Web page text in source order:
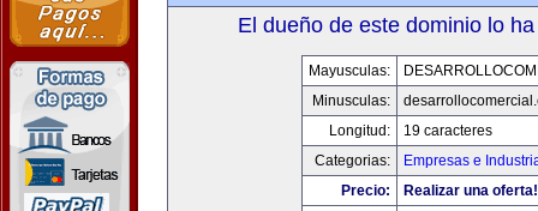
El dueño de este dominio lo
Mayusculas:
Minusculas:
Longitud:
19 caracteres
Categorias:
Empresas e
Precio:
Realizar una oferta!